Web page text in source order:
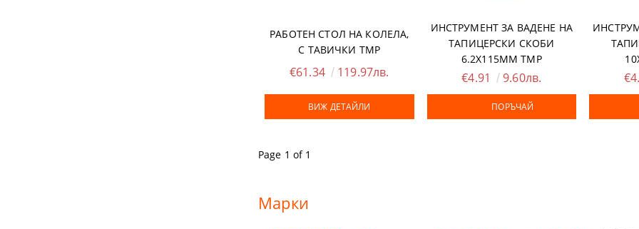
БРАДВИ
МАШИНИ ЗА ПЛОЧКИ
РАБОТЕН СТОЛ НА КОЛЕЛА,
С ТАВИЧКИ ТМР
€61.34 119.97лв.
ВИЖ ДЕТАЙЛИ
ИНСТРУМЕНТ ЗА ВАДЕНЕ НА
ТАПИЦЕРСКИ СКОБИ
6.2X115ММ ТМР
€4.91 9.60лв.
ПОРЪЧАЙ
Page 1 of 1
Марки